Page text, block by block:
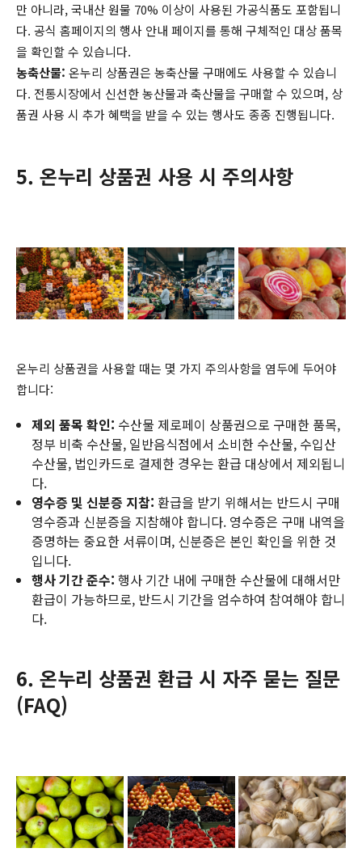
만 아니라, 국내산 원물 70% 이상이 사용된 가공식품도 포함됩니
다. 공식 홈페이지의 행사 안내 페이지를 통해 구체적인 대상 품목
을 확인할 수 있습니다.
농축산물: 온누리 상품권은 농축산물 구매에도 사용할 수 있습니
다. 전통시장에서 신선한 농산물과 축산물을 구매할 수 있으며, 상
품권 사용 시 추가 혜택을 받을 수 있는 행사도 종종 진행됩니다.
5. 온누리 상품권 사용 시 주의사항
온누리 상품권을 사용할 때는 몇 가지 주의사항을 염두에 두어야
합니다:
제외 품목 확인: 수산물 제로페이 상품권으로 구매한 품목,
정부 비축 수산물, 일반음식점에서 소비한 수산물, 수입산
수산물, 법인카드로 결제한 경우는 환급 대상에서 제외됩니
다.
영수증 및 신분증 지참: 환급을 받기 위해서는 반드시 구매
영수증과 신분증을 지참해야 합니다. 영수증은 구매 내역을
증명하는 중요한 서류이며, 신분증은 본인 확인을 위한 것
입니다.
행사 기간 준수: 행사 기간 내에 구매한 수산물에 대해서만
환급이 가능하므로, 반드시 기간을 엄수하여 참여해야 합니
다.
6. 온누리 상품권 환급 시 자주 묻는 질문
(FAQ)